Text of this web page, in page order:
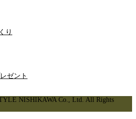
り
ゼント
NISHIKAWA Co., Ltd. All Rights